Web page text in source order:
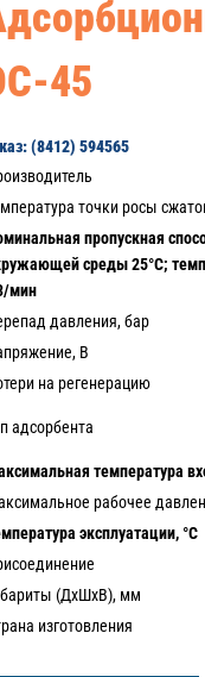
45
(8412) 594565
точки росы
пропускная
среды 25°С;
мин
давления, бар
В
на регенерацию
адсорбента
температура
рабочее
эксплуатации, °С
(ДхШхВ), мм
изготовления